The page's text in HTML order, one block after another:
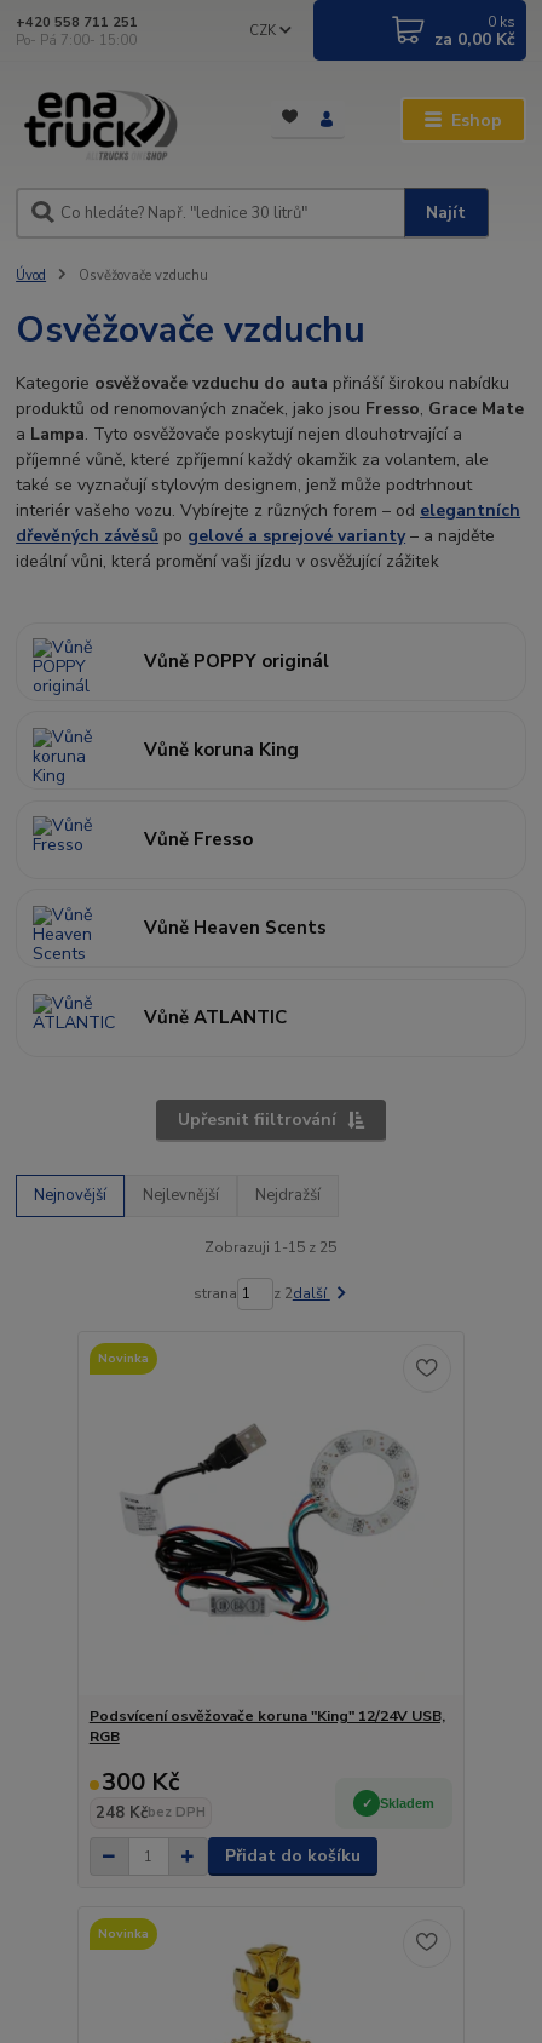
Eshop
CZK
Najít
+420 558 711 251
Po- Pá 7:00- 15:00
0 ks
za 0,00 Kč
Úvod Osvěžovače vzduchu
Osvěžovače vzduchu
Kategorie osvěžovače vzduchu do auta přináší širokou nabídku
produktů od renomovaných značek, jako jsou Fresso, Grace Mate
a Lampa. Tyto osvěžovače poskytují nejen dlouhotrvající a
příjemné vůně, které zpříjemní každý okamžik za volantem, ale
také se vyznačují stylovým designem, jenž může podtrhnout
interiér vašeho vozu. Vybírejte z různých forem – od elegantních
dřevěných závěsů po gelové a sprejové varianty– a najděte
ideální vůni, která promění vaši jízdu v osvěžující zážitek
Vůně POPPY originál
Vůně koruna King
Vůně Fresso
Vůně Heaven Scents
Vůně ATLANTIC
Upřesnit fiiltrování
Nejnovější Nejlevnější Nejdražší
Zobrazuji 1-15 z 25
strana z 2další
Novinka
Podsvícení osvěžovače koruna "King" 12/24V USB,
RGB
300 Kč
248 Kčbez DPH
Skladem
Přidat do košíku
Novinka